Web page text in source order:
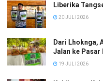
Liberika
20 JULI 2026
Dari Lhoknga,
Jalan ke Pasar
19 JULI 2026